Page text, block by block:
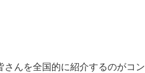
んを全国的に紹介するのがコン